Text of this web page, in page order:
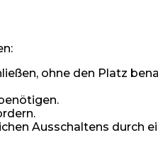
ohne den Platz
Ausschaltens durch